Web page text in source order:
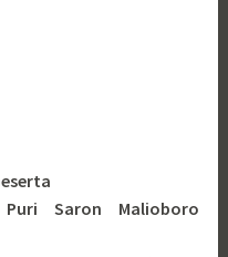
Saron Malioboro